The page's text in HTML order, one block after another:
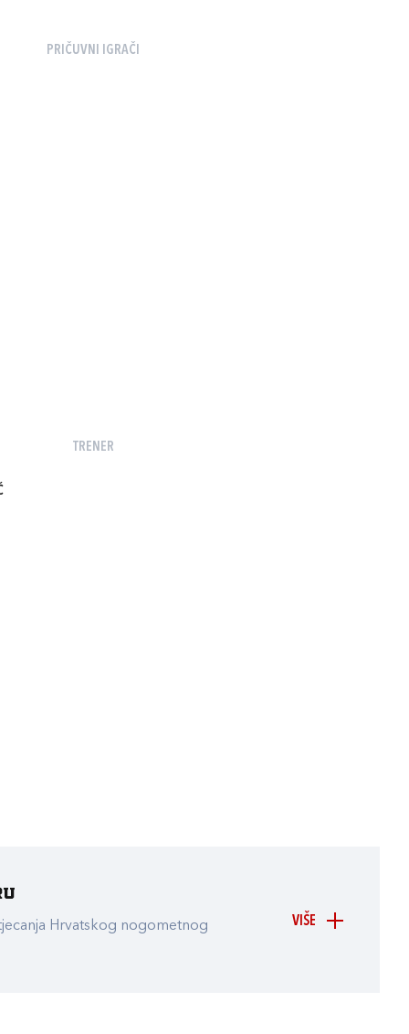
PRIČUVNI IGRAČI
TRENER
VIŠE
Hrvatskog nogometnog